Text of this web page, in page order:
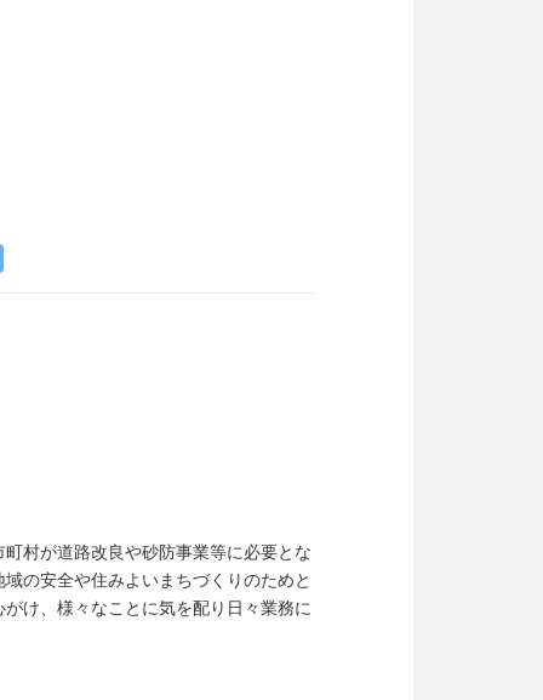
村が道路改良や砂防事業等に必要とな
の安全や住みよいまちづくりのためと
け、様々なことに気を配り日々業務に